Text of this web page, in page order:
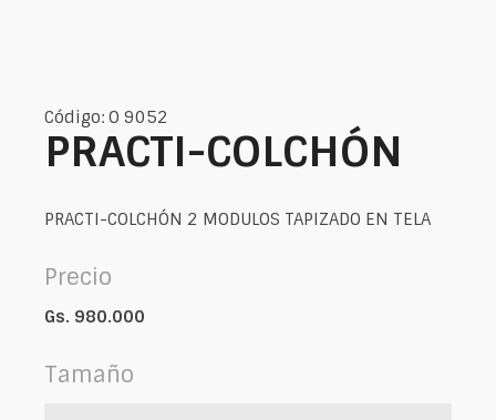
Código: O 9052
PRACTI-COLCHÓN
PRACTI-COLCHÓN 2 MODULOS TAPIZADO EN TELA
Precio
Gs. 980.000
Tamaño